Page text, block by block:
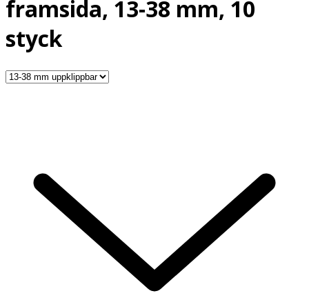
framsida, 13-38 mm, 10
styck